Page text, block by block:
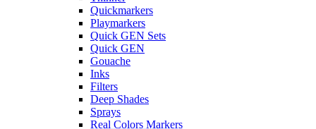
Quickmarkers
Playmarkers
Quick GEN Sets
Quick GEN
Gouache
Inks
Filters
Deep Shades
Sprays
Real Colors Markers